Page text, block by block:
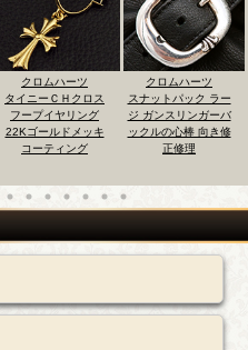
クロムハーツ
タイニーＣＨクロス
フープイヤリング
22Kゴールドメッキ
コーティング
クロムハーツ
スナットパック ラー
ジ ガンスリンガーバ
ックルの心棒 向き修
正修理